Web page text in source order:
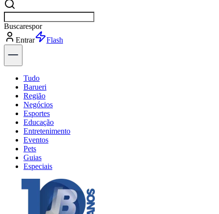
Buscarpolítica
Entrar
Explorar
Tudo
Barueri
Região
Negócios
Esportes
Educação
Entretenimento
Eventos
Pets
Guias
Especiais
Explore Tudo
Últimas Notícias
Previsão do Tempo
Trânsito e Rotas